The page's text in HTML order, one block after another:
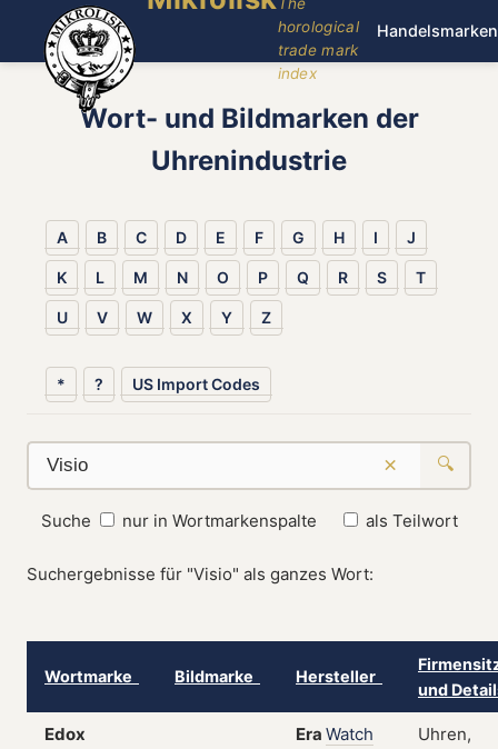
horological
trade mark
index
Handelsmarken
Wort- und Bildmarken der
Uhrenindustrie
A B C D E F G H I J
K L M N O P Q R S T
U V W X Y Z
* ? US Import Codes
× 🔍
Suche nur in Wortmarkenspalte als Teilwort
Suchergebnisse für "Visio" als ganzes Wort:
Wortmarke Bildmarke Hersteller
und
Edox Era Watch
Uhren,